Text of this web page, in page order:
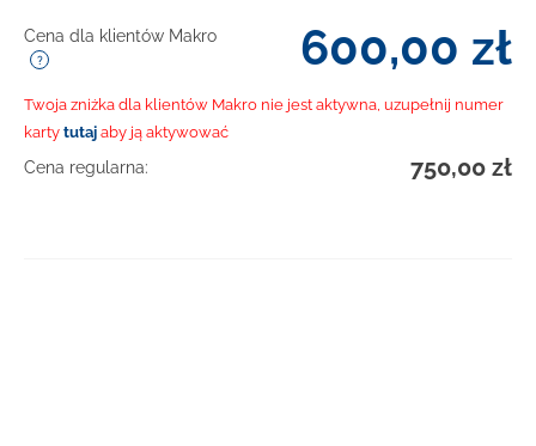
Cena dla klientów Makro 600,00 zł
Twoja zniżka dla klientów Makro nie jest aktywna, uzupełnij numer
karty tutaj aby ją aktywować
Cena regularna: 750,00 zł